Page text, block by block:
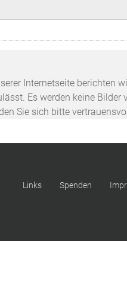
Internetseite berichten
Es werden keine
Sie sich bitte
Links Spenden